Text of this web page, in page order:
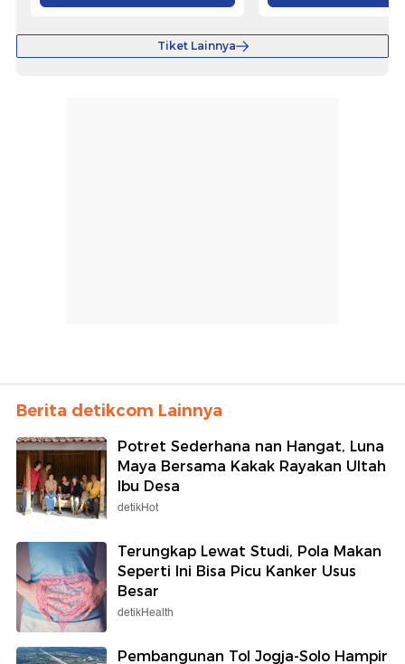
Tiket Lainnya
Berita detikcom Lainnya
Potret Sederhana nan Hangat, Luna
Maya Bersama Kakak Rayakan Ultah
Ibu Desa
detikHot
Terungkap Lewat Studi, Pola Makan
Seperti Ini Bisa Picu Kanker Usus
Besar
detikHealth
Pembangunan Tol Jogja-Solo Hampir